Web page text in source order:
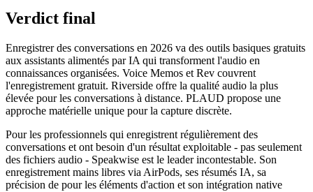
Verdict final
Enregistrer des conversations en 2026 va des outils basiques gratuits
aux assistants alimentés par IA qui transforment l'audio en
connaissances organisées. Voice Memos et Rev couvrent
l'enregistrement gratuit. Riverside offre la qualité audio la plus
élevée pour les conversations à distance. PLAUD propose une
approche matérielle unique pour la capture discrète.
Pour les professionnels qui enregistrent régulièrement des
conversations et ont besoin d'un résultat exploitable - pas seulement
des fichiers audio - Speakwise est le leader incontestable. Son
enregistrement mains libres via AirPods, ses résumés IA, sa
précision de pour les éléments d'action et son intégration native